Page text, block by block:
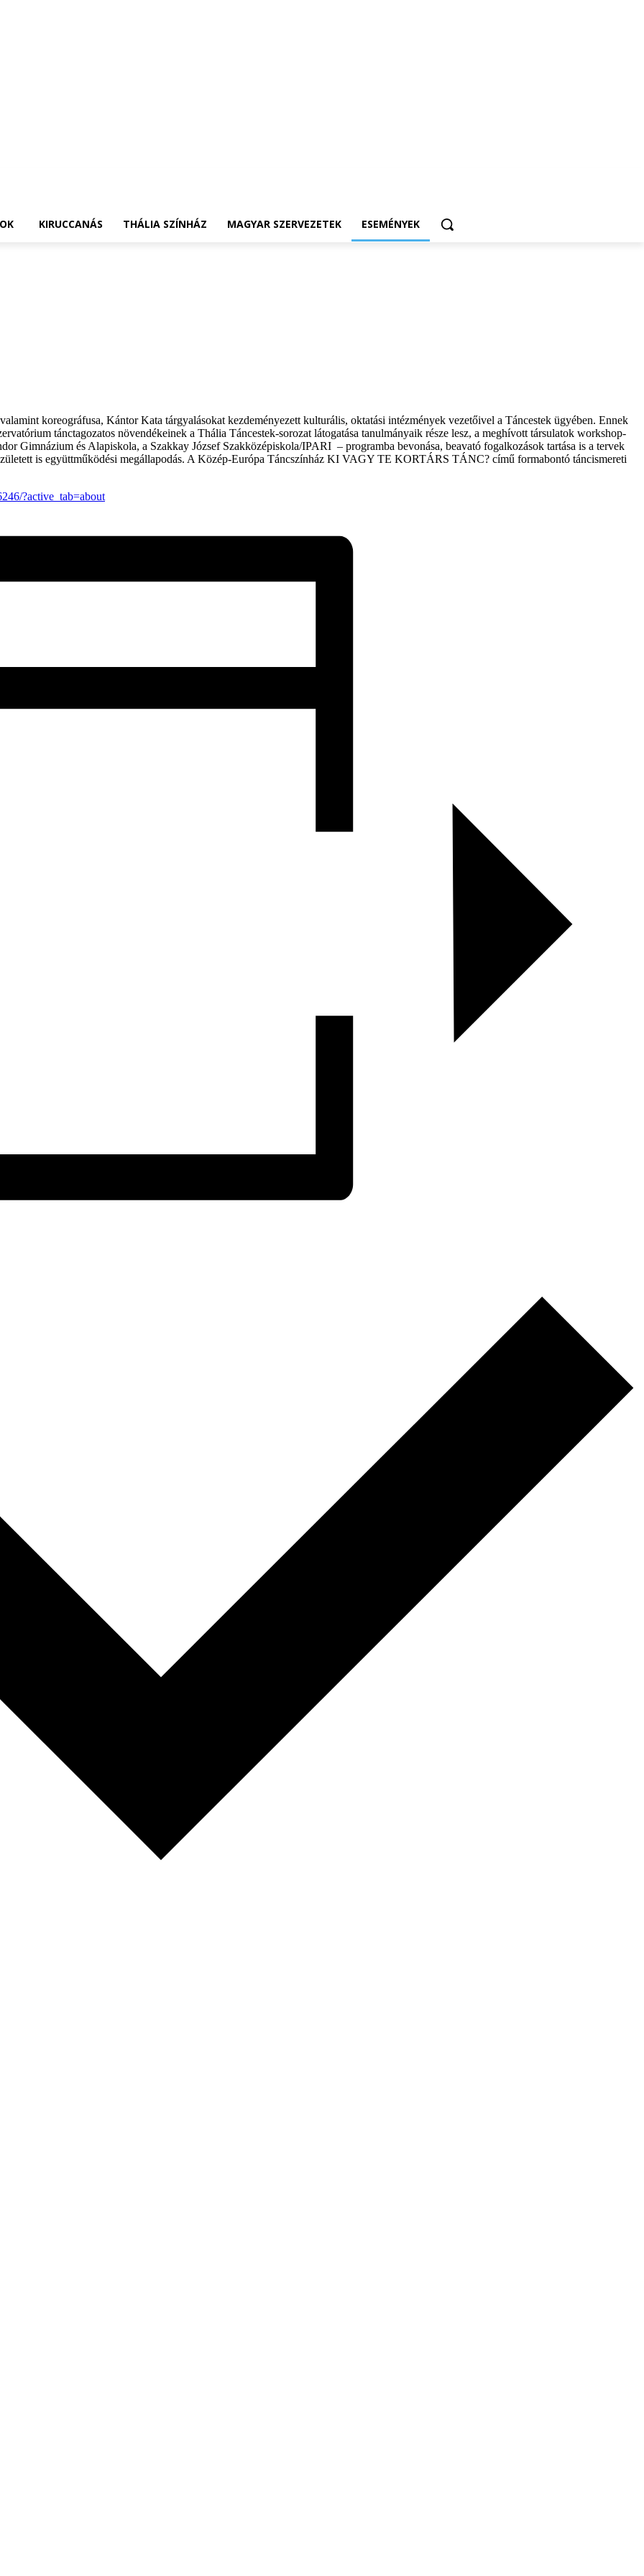
KIRUCCANÁS THÁLIA SZÍNHÁZ MAGYAR SZERVEZETEK ESEMÉNYEK
koreográfusa, Kántor Kata tárgyalásokat kezdeményezett kulturális, oktatási intézmények vezetőivel a Táncestek ügyében. Ennek
tánctagozatos növendékeinek a Thália Táncestek-sorozat látogatása tanulmányaik része lesz, a meghívott társulatok workshop-
Gimnázium és Alapiskola, a Szakkay József Szakközépiskola/IPARI – programba bevonása, beavató fogalkozások tartása is a tervek
is együttműködési megállapodás. A Közép-Európa Táncszínház KI VAGY TE KORTÁRS TÁNC? című formabontó táncismereti
?active_tab=about